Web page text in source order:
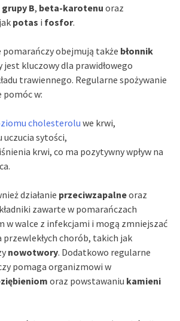
B, beta-karotenu oraz
potas i fosfor.
pomarańczy obejmują także błonnik
jest kluczowy dla prawidłowego
trawiennego. Regularne spożywanie
pomóc w:
cholesterolu we krwi,
uczucia sytości,
krwi, co ma pozytywny wpływ na
działanie przeciwzapalneoraz
zawarte w pomarańczach
w walce z infekcjami i mogą zmniejszać
chorób, takich jak
nowotwory. Dodatkowo regularne
pomaga organizmowi w
oraz powstawaniu kamieni